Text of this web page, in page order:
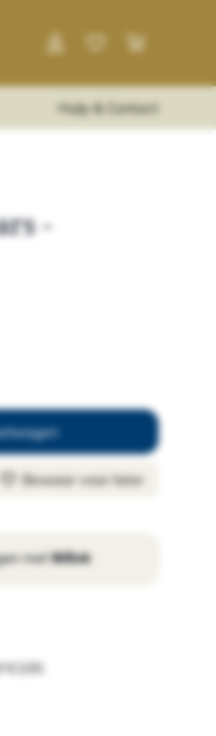
Hulp & Contact
-
Bewaar voor later
met Billink